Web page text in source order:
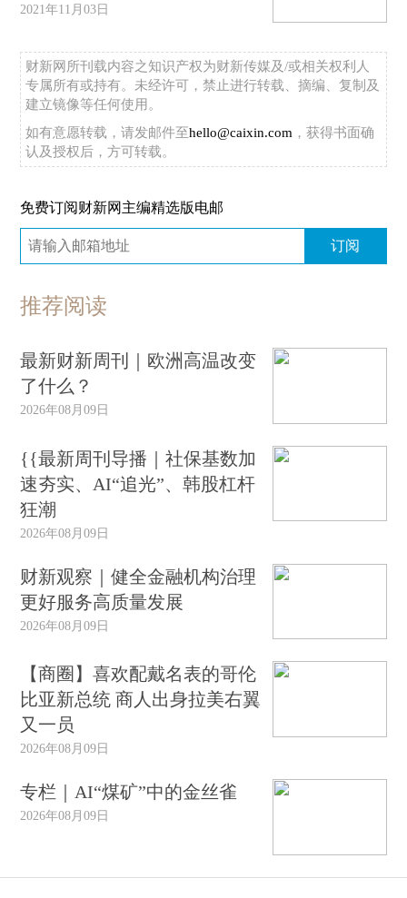
2021年11月03日
财新网所刊载内容之知识产权为财新传媒及/或相关权利人
专属所有或持有。未经许可，禁止进行转载、摘编、复制及
建立镜像等任何使用。
如有意愿转载，请发邮件至hello@caixin.com ，获得书面确
认及授权后，方可转载。
免费订阅财新网主编精选版电邮
订阅
推荐阅读
最新财新周刊｜欧洲高温改变
了什么？
2026年08月09日
{{最新周刊导播｜社保基数加
速夯实、AI“追光”、韩股杠杆
狂潮
2026年08月09日
财新观察｜健全金融机构治理
更好服务高质量发展
2026年08月09日
【商圈】喜欢配戴名表的哥伦
比亚新总统 商人出身拉美右翼
又一员
2026年08月09日
专栏｜AI“煤矿”中的金丝雀
2026年08月09日